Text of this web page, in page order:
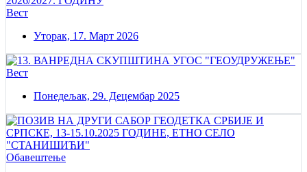
Вест
Уторак, 17. Март 2026
Вест
Понедељак, 29. Децембар 2025
Обавештење